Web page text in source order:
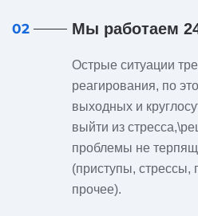
02 Мы работаем
Острые ситуации
реагирования, по
выходных и
выйти из
проблемы не
(приступы, стрессы,
прочее).